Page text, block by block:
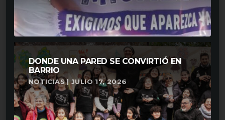
DONDE UNA PARED SE CONVIRTIÓ EN
BARRIO
NOTICIAS | JULIO 17, 2026